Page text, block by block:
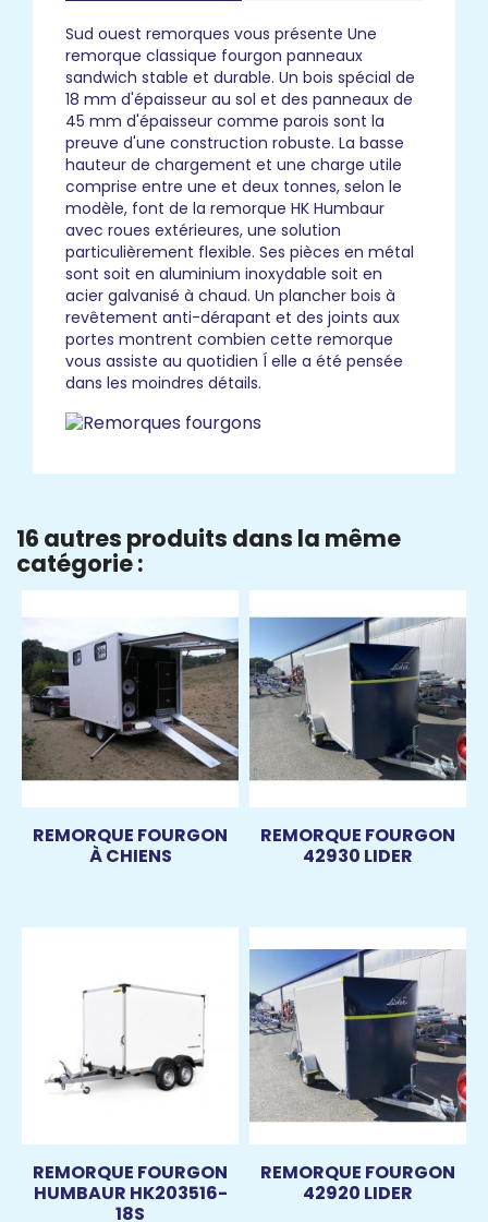
Sud ouest remorques vous présente Une
remorque classique fourgon panneaux
sandwich stable et durable. Un bois spécial de
18 mm d'épaisseur au sol et des panneaux de
45 mm d'épaisseur comme parois sont la
preuve d'une construction robuste. La basse
hauteur de chargement et une charge utile
comprise entre une et deux tonnes, selon le
modèle, font de la remorque HK Humbaur
avec roues extérieures, une solution
particulièrement flexible. Ses pièces en métal
sont soit en aluminium inoxydable soit en
acier galvanisé à chaud. Un plancher bois à
revêtement anti-dérapant et des joints aux
portes montrent combien cette remorque
vous assiste au quotidien Í elle a été pensée
dans les moindres détails.
16 autres produits dans la même
catégorie :
REMORQUE FOURGON
À CHIENS
REMORQUE FOURGON
42930 LIDER
REMORQUE FOURGON
HUMBAUR HK203516-
18S
REMORQUE FOURGON
42920 LIDER